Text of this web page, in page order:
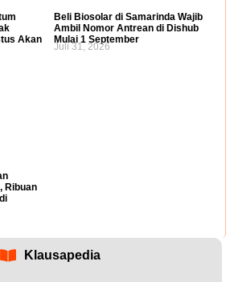
Akan
Beli Biosolar di Samarinda Wajib
Ambil Nomor Antrean di Dishub
Mulai 1 September
Juli 31, 2026
Ribuan
Klausapedia